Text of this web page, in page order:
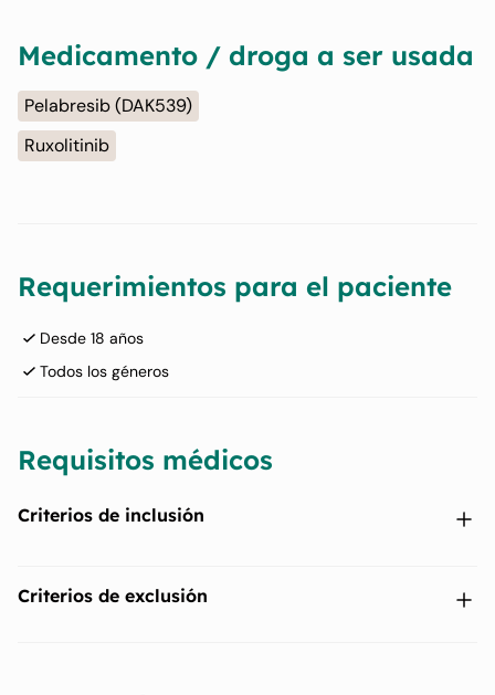
Medicamento / droga a ser usada
Pelabresib (DAK539)
Ruxolitinib
Requerimientos para el paciente
Desde 18 años
Todos los géneros
Requisitos médicos
Criterios de inclusión
policitemia vera o mielofibrosis post-trombocitemia
Criterios de exclusión